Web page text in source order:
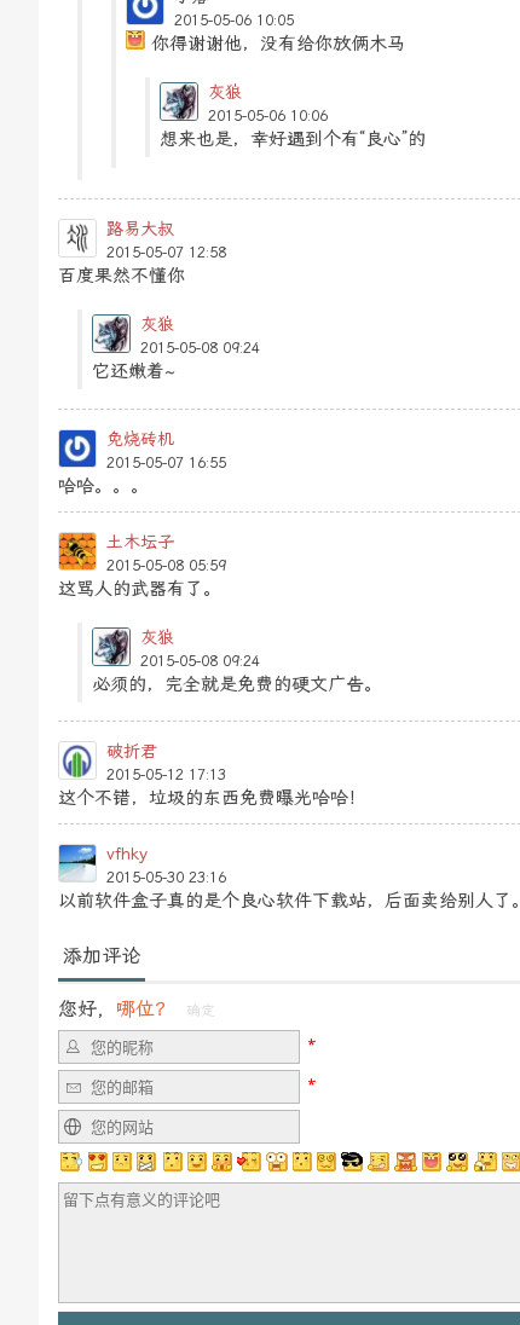
2015-05-06 10:05
你得谢谢他，没有给你放俩木马
灰狼
2015-05-06 10:06
想来也是，幸好遇到个有“良心”的
路易大叔
2015-05-07 12:58
百度果然不懂你
灰狼
2015-05-08 09:24
它还嫩着~
免烧砖机
2015-05-07 16:55
哈哈。。。
土木坛子
2015-05-08 05:59
这骂人的武器有了。
灰狼
2015-05-08 09:24
必须的，完全就是免费的硬文广告。
破折君
2015-05-12 17:13
这个不错，垃圾的东西免费曝光哈哈！
vfhky
2015-05-30 23:16
以前软件盒子真的是个良心软件下载站，后面卖给别人了。
添加评论
您好， 哪位？ 确定